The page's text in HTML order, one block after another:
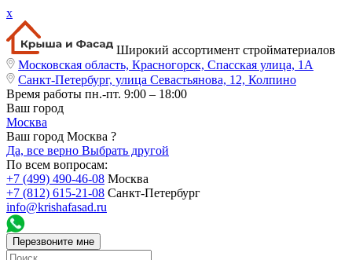
x
Широкий ассортимент стройматериалов
Московская область, Красногорск, Спасская улица, 1А
Санкт-Петербург, улица Севастьянова, 12, Колпино
Время работы пн.-пт. 9:00 – 18:00
Ваш город
Москва
Ваш город Москва ?
Да, все верно Выбрать другой
По всем вопросам:
+7 (499) 490-46-08 Москва
+7 (812) 615-21-08 Санкт-Петербург
info@krishafasad.ru
Перезвоните мне